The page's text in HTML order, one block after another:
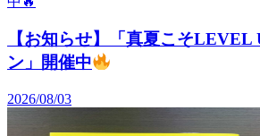
【お知らせ】「真夏こそLEVEL
ン」開催中
2026/08/03